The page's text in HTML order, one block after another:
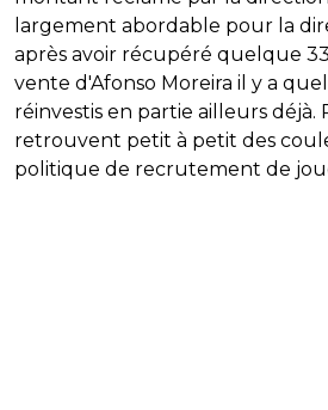
largement abordable pour la
après avoir récupéré quelque
vente d'Afonso Moreira il y a
réinvestis en partie ailleurs
retrouvent petit à petit des
politique de recrutement de